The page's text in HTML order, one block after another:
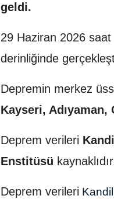
geldi.
29 Haziran 2026
derinliğinde
Depremin merkez
Kayseri, Adıyaman,
Deprem verileri
Enstitüsü
Deprem verileri